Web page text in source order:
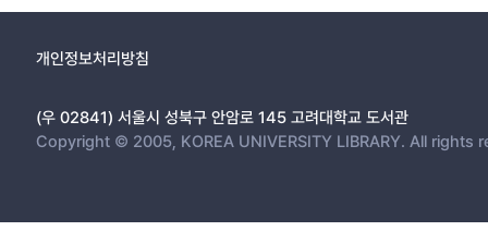
개인정보처리방침
(우 02841) 서울시 성북구 안암로 145 고려대학교 도서관
Copyright © 2005, KOREA UNIVERSITY LIBRARY. All rights